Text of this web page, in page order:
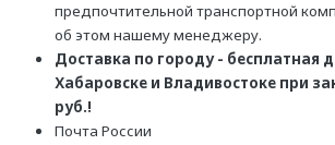
предпочтительной транспортной
об этом нашему менеджеру.
Доставка по городу - бесплатная
Хабаровске и Владивостоке при
руб.!
Почта России